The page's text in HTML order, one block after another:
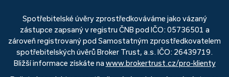
Spotřebitelské úvěry zprostředkováváme jako vázaný
zástupce zapsaný v registru ČNB pod IČO: 05736501 a
zároveň registrovaný pod Samostatným zprostředkovatelem
spotřebitelských úvěrů Broker Trust, a.s. IČO: 26439719.
Bližší informace získáte na www.brokertrust.cz/pro-klienty